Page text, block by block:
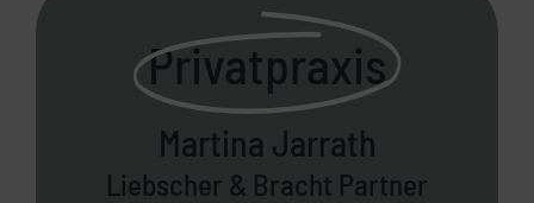
Privatpraxis
Martina Jarrath
Liebscher & Bracht Partner